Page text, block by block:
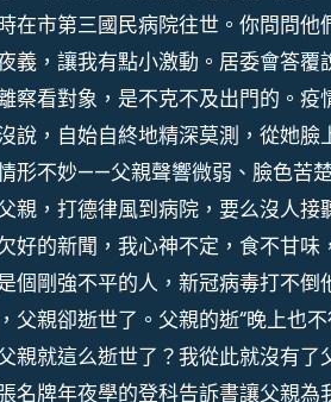
在市第三國民病院往世。你問問
義，讓我有點小激動。居委會答
察看對象，是不克不及出門的。
說，自始自終地精深莫測，從她
形不妙——父親聲響微弱、臉色苦
親，打德律風到病院，要么沒人
好的新聞，我心神不定，食不甘
個剛強不平的人，新冠病毒打不
父親卻逝世了。父親的逝“晚上也
親就這么逝世了？我從此就沒有
名牌年夜學的登科告訴書讓父親